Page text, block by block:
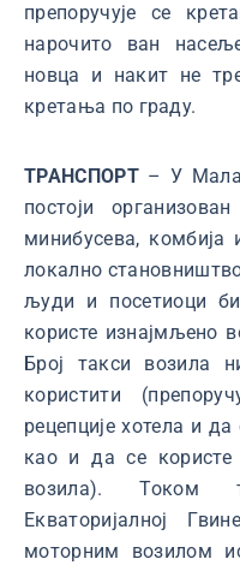
препоручује се
нарочито ван
новца и накит не
кретања по граду.
ТРАНСПОРТ– У
постоји
минибусева, комбија
локално
људи и посетиоци
користе изнајмљено
Број такси возила
користити
рецепције хотела и
као и да се користе
возила). Током
Екваторијалној
моторним возилом